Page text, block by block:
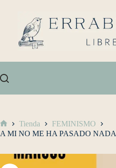
Tienda
FEMINISMO
A MI NO ME HA PASADO NADA